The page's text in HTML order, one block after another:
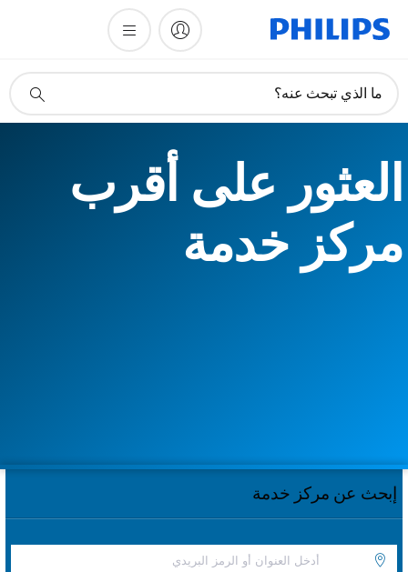
دعم
ما الذي تبحث عنه؟
العثور على أقرب
مركز خدمة
إبحث عن مركز خدمة